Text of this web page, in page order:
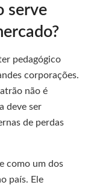
serve
pedagógico
corporações.
não é
deve ser
de perdas
como um dos
país. Ele